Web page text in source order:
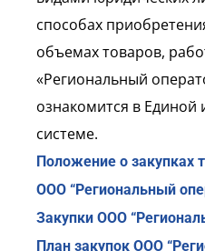
способах
объемах товаров,
«Региональный
ознакомится в
системе.
Положение о закупках
ООО “Региональный
Закупки ООО
План закупок ООО